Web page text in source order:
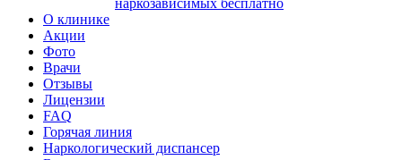
наркозависимых бесплатно
О клинике
Акции
Фото
Врачи
Отзывы
Лицензии
FAQ
Горячая линия
Наркологический диспансер